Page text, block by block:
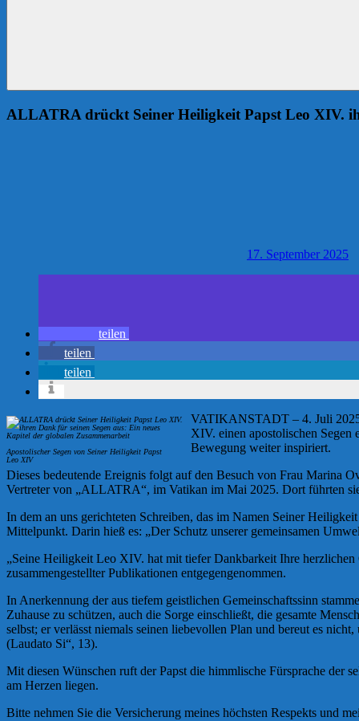
ALLATRA drückt Seiner Heiligkeit Papst Leo XIV.
17. September 2025
teilen
teilen
teilen
Apostolischer Segen von Seiner Heiligkeit Papst
Leo XIV
VATIKANSTADT – 4. Juli 2025
XIV. einen apostolischen
Bewegung weiter inspiriert.
Dieses bedeutende Ereignis folgt auf den Besuch von Frau Marina
Vertreter von „ALLATRA“, im Vatikan im Mai 2025. Dort führten
In dem an uns gerichteten Schreiben, das im Namen Seiner
Mittelpunkt. Darin hieß es: „Der Schutz unserer gemeinsamen
„Seine Heiligkeit Leo XIV. hat mit tiefer Dankbarkeit Ihre
zusammengestellter Publikationen entgegengenommen.
In Anerkennung der aus tiefem geistlichen Gemeinschaftssinn
Zuhause zu schützen, auch die Sorge einschließt, die gesamte
selbst; er verlässt niemals seinen liebevollen Plan und bereut es
(Laudato Si“, 13).
Mit diesen Wünschen ruft der Papst die himmlische Fürsprache der
am Herzen liegen.
Bitte nehmen Sie die Versicherung meines höchsten Respekts und